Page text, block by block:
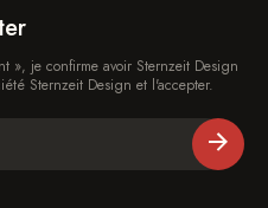
», je confirme avoir Sternzeit Design
Sternzeit Design et l'accepter.